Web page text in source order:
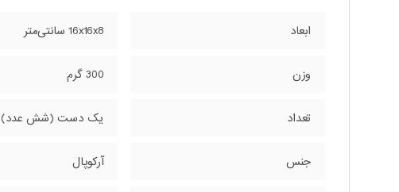
ابعاد 16x16x8 سانتی‌متر
وزن 300 گرم
تعداد یک دست (شش عدد)
جنس آرکوپال